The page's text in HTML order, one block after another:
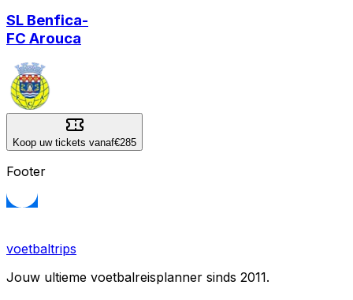
SL Benfica-
FC Arouca
Koop uw tickets vanaf€285
Footer
voetbaltrips
Jouw ultieme voetbalreisplanner sinds 2011.